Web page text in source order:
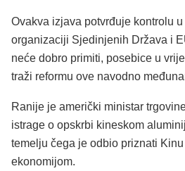
Ovakva izjava potvrđuje kontrolu
organizaciji Sjedinjenih Država i
neće dobro primiti, posebice u
traži reformu ove navodno
Ranije je američki ministar
istrage o opskrbi kineskom
temelju čega je odbio priznati
ekonomijom.